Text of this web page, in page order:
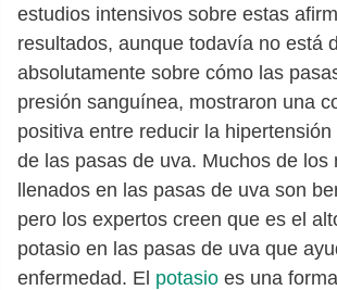
estudios intensivos sobre estas
resultados, aunque todavía no está
absolutamente sobre cómo las
presión sanguínea, mostraron una
positiva entre reducir la
de las pasas de uva. Muchos de los
llenados en las pasas de uva son
pero los expertos creen que es el
potasio en las pasas de uva que
enfermedad. El potasio es una